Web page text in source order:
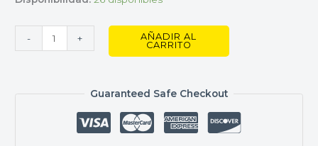
- +
AÑADIR AL
CARRITO
Guaranteed Safe Checkout